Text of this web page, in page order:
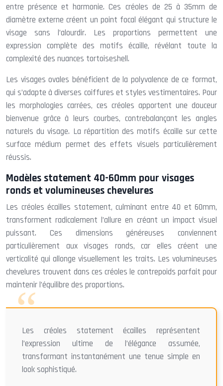
entre présence et harmonie. Ces créoles de 25 à 35mm de
diamètre externe créent un point focal élégant qui structure le
visage sans l’alourdir. Les proportions permettent une
expression complète des motifs écaille, révélant toute la
complexité des nuances tortoiseshell.
Les visages ovales bénéficient de la polyvalence de ce format,
qui s’adapte à diverses coiffures et styles vestimentaires. Pour
les morphologies carrées, ces créoles apportent une douceur
bienvenue grâce à leurs courbes, contrebalançant les angles
naturels du visage. La répartition des motifs écaille sur cette
surface médium permet des effets visuels particulièrement
réussis.
Modèles statement 40-60mm pour visages
ronds et volumineuses chevelures
Les créoles écailles statement, culminant entre 40 et 60mm,
transforment radicalement l’allure en créant un impact visuel
puissant. Ces dimensions généreuses conviennent
particulièrement aux visages ronds, car elles créent une
verticalité qui allonge visuellement les traits. Les volumineuses
chevelures trouvent dans ces créoles le contrepoids parfait pour
maintenir l’équilibre des proportions.
Les créoles statement écailles représentent
l’expression ultime de l’élégance assumée,
transformant instantanément une tenue simple en
look sophistiqué.